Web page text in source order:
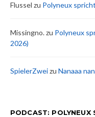
Flussel zu Polyneux
Missingno.zu Polyneux
2026)
SpielerZweizu Nanaaa
PODCAST: POLYNEUX